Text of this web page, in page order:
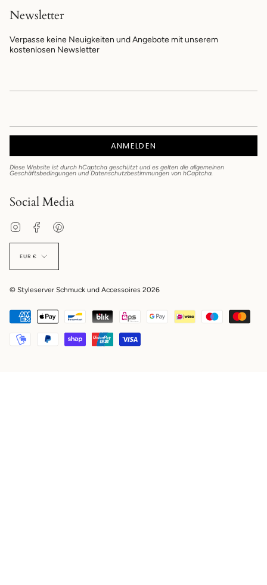
Newsletter
Verpasse keine Neuigkeiten und Angebote mit unserem
kostenlosen Newsletter
ANMELDEN
Diese Website ist durch hCaptcha geschützt und es gelten die allgemeinen
Geschäftsbedingungen und Datenschutzbestimmungen von hCaptcha.
Social Media
InstagramFacebook
EUR €
© Styleserver Schmuck und Accessoires 2026